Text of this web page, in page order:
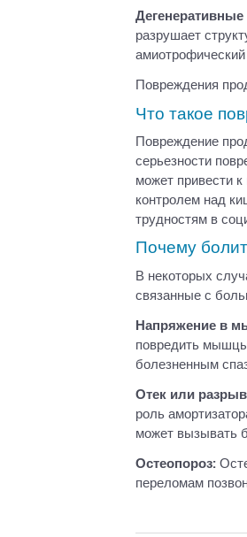
разрушает
Повреждения
Что такое
Повреждение
серьезности
может привести
контролем над
трудностям в
Почему
В некоторых
связанные с
Напряжение в
повредить мышцы
болезненным
Отек или
роль
может вызывать
Остеопороз:
переломам